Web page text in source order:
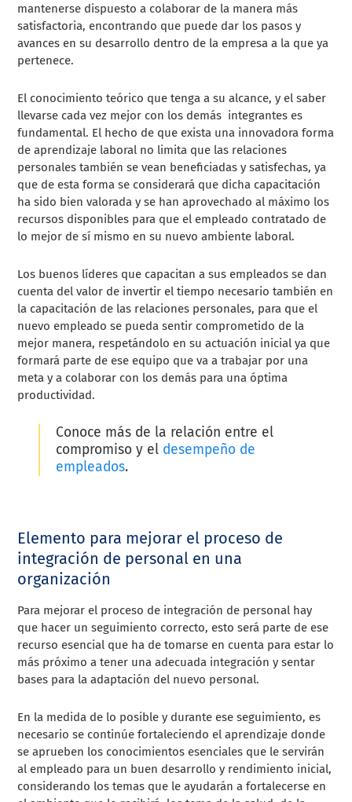
mantenerse dispuesto a colaborar de la manera más
satisfactoria, encontrando que puede dar los pasos y
avances en su desarrollo dentro de la empresa a la que ya
pertenece.
El conocimiento teórico que tenga a su alcance, y el saber
llevarse cada vez mejor con los demás integrantes es
fundamental. El hecho de que exista una innovadora forma
de aprendizaje laboral no limita que las relaciones
personales también se vean beneficiadas y satisfechas, ya
que de esta forma se considerará que dicha capacitación
ha sido bien valorada y se han aprovechado al máximo los
recursos disponibles para que el empleado contratado de
lo mejor de sí mismo en su nuevo ambiente laboral.
Los buenos líderes que capacitan a sus empleados se dan
cuenta del valor de invertir el tiempo necesario también en
la capacitación de las relaciones personales, para que el
nuevo empleado se pueda sentir comprometido de la
mejor manera, respetándolo en su actuación inicial ya que
formará parte de ese equipo que va a trabajar por una
meta y a colaborar con los demás para una óptima
productividad.
Conoce más de la relación entre el
compromiso y el desempeño de
empleados.
Elemento para mejorar el proceso de
integración de personal en una
organización
Para mejorar el proceso de integración de personal hay
que hacer un seguimiento correcto, esto será parte de ese
recurso esencial que ha de tomarse en cuenta para estar lo
más próximo a tener una adecuada integración y sentar
bases para la adaptación del nuevo personal.
En la medida de lo posible y durante ese seguimiento, es
necesario se continúe fortaleciendo el aprendizaje donde
se aprueben los conocimientos esenciales que le servirán
al empleado para un buen desarrollo y rendimiento inicial,
considerando los temas que le ayudarán a fortalecerse en